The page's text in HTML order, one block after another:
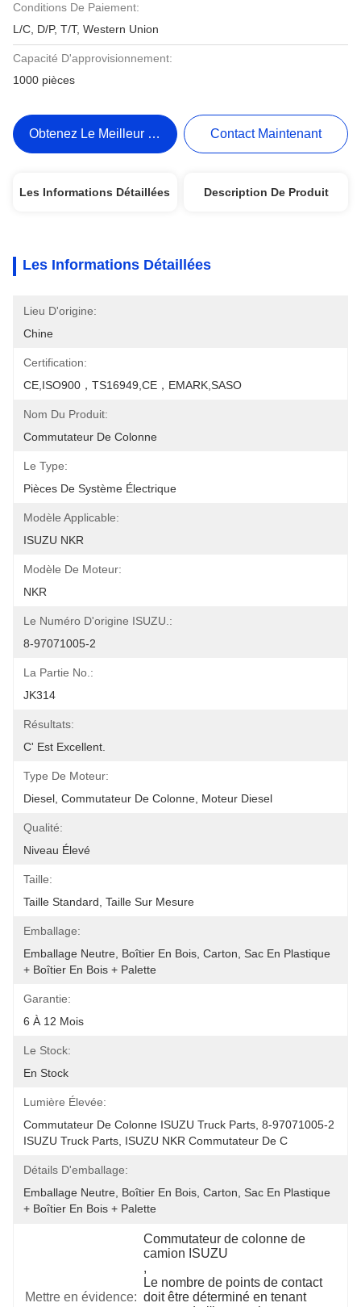
Conditions De Paiement:
L/C, D/P, T/T, Western Union
Capacité D'approvisionnement:
1000 pièces
Obtenez Le Meilleur Prix Contact Maintenant
Les Informations Détaillées Description De Produit
Les Informations Détaillées
Lieu D'origine:
Chine
Certification:
CE,ISO900，TS16949,CE，EMARK,SASO
Nom Du Produit:
Commutateur De Colonne
Le Type:
Pièces De Système Électrique
Modèle Applicable:
ISUZU NKR
Modèle De Moteur:
NKR
Le Numéro D'origine ISUZU.:
8-97071005-2
La Partie No.:
JK314
Résultats:
C' Est Excellent.
Type De Moteur:
Diesel, Commutateur De Colonne, Moteur Diesel
Qualité:
Niveau Élevé
Taille:
Taille Standard, Taille Sur Mesure
Emballage:
Emballage Neutre, Boîtier En Bois, Carton, Sac En Plastique
+ Boîtier En Bois + Palette
Garantie:
6 À 12 Mois
Le Stock:
En Stock
Lumière Élevée:
Commutateur De Colonne ISUZU Truck Parts, 8-97071005-2
ISUZU Truck Parts, ISUZU NKR Commutateur De C
Détails D'emballage:
Emballage Neutre, Boîtier En Bois, Carton, Sac En Plastique
+ Boîtier En Bois + Palette
Mettre en évidence:
Commutateur de colonne de
camion ISUZU
,
Le nombre de points de contact
doit être déterminé en tenant